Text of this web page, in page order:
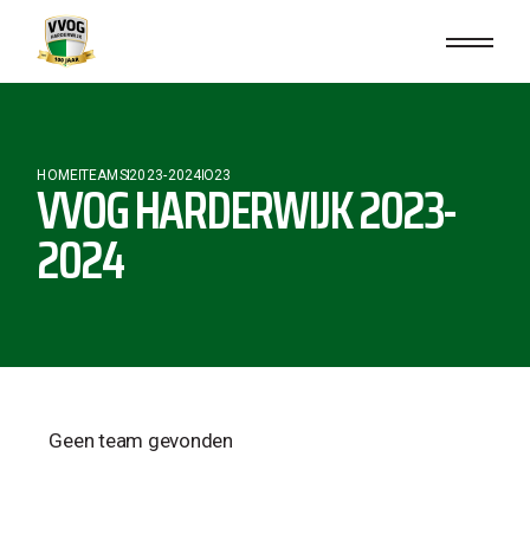
HOMETEAMS2023-2024O23
VVOG HARDERWIJK 2023-
2024
Geen team gevonden